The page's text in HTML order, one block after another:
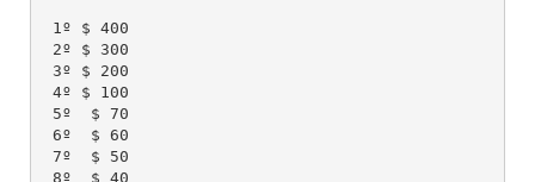
1º $ 400
2º $ 300
3º $ 200
4º $ 100
5º  $ 70
6º  $ 60
7º  $ 50
8º  $ 40